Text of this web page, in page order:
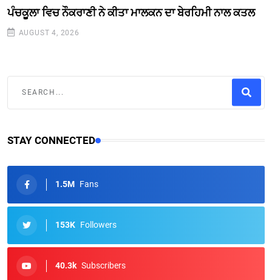
ਪੰਚਕੂਲਾ ਵਿਚ ਨੌਕਰਾਣੀ ਨੇ ਕੀਤਾ ਮਾਲਕਨ ਦਾ ਬੇਰਹਿਮੀ ਨਾਲ ਕਤਲ
AUGUST 4, 2026
STAY CONNECTED
1.5M Fans
153K Followers
40.3k Subscribers